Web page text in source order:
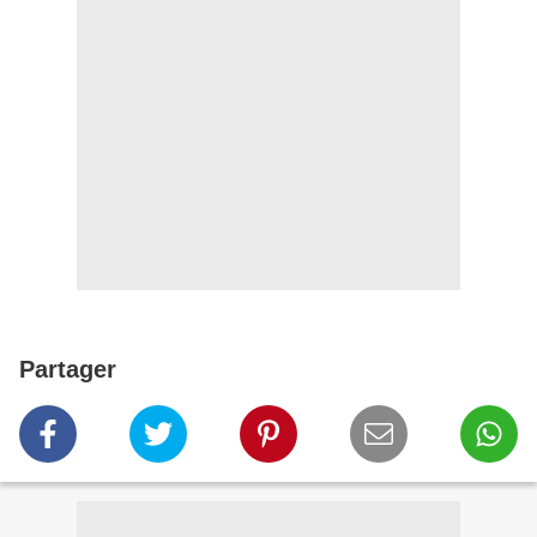
Partager